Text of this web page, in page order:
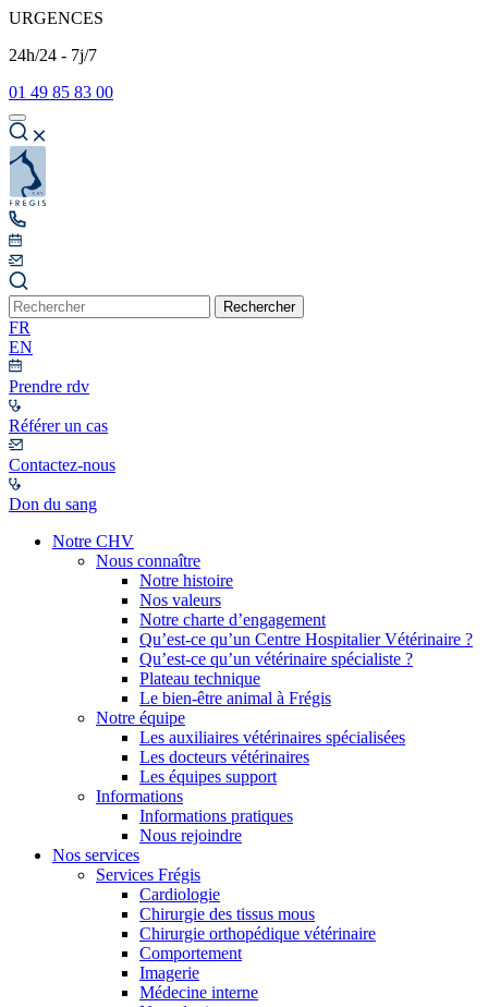
URGENCES
24h/24 - 7j/7
01 49 85 83 00
Rechercher
FR
EN
Prendre rdv
Référer un cas
Contactez-nous
Don du sang
Notre CHV
Nous connaître
Notre histoire
Nos valeurs
Notre charte d’engagement
Qu’est-ce qu’un Centre Hospitalier Vétérinaire ?
Qu’est-ce qu’un vétérinaire spécialiste ?
Plateau technique
Le bien-être animal à Frégis
Notre équipe
Les auxiliaires vétérinaires spécialisées
Les docteurs vétérinaires
Les équipes support
Informations
Informations pratiques
Nous rejoindre
Nos services
Services Frégis
Cardiologie
Chirurgie des tissus mous
Chirurgie orthopédique vétérinaire
Comportement
Imagerie
Médecine interne